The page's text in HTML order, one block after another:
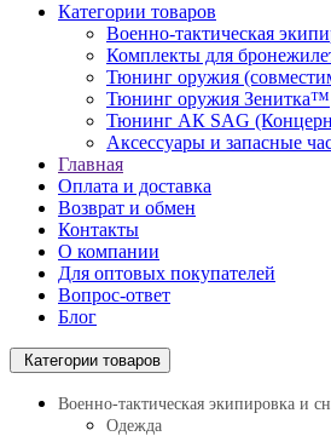
Категории товаров
Военно-тактическая
Комплекты для
Тюнинг оружия
Тюнинг оружия Зенитка™
Тюнинг АК SAG
Аксессуары и запасные
Главная
Оплата и доставка
Возврат и обмен
Контакты
О компании
Для оптовых покупателей
Вопрос-ответ
Блог
Категории товаров
Военно-тактическая экипировка и
Одежда